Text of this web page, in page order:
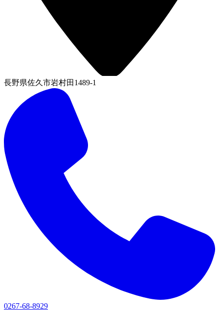
長野県佐久市岩村田1489-1
0267-68-8929